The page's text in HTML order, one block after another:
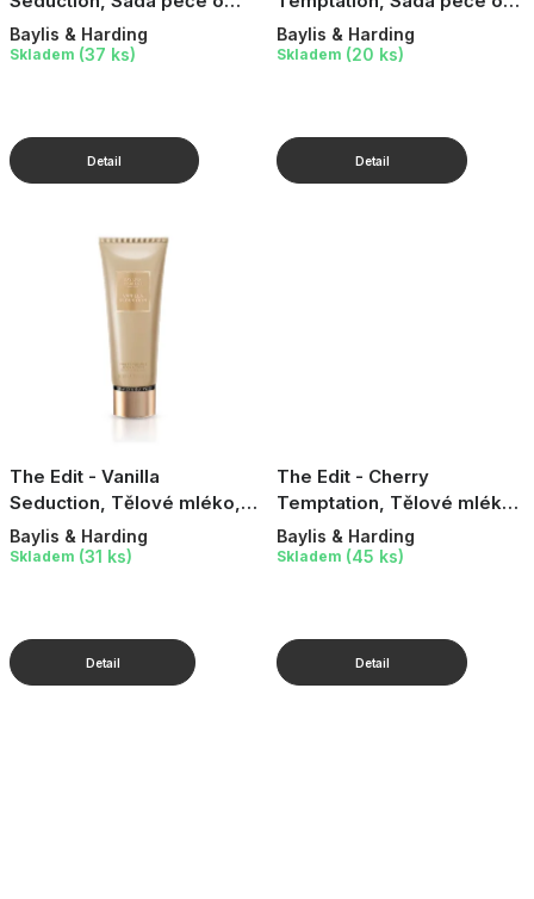
ruce, 2 ks
Baylis & Harding
Skladem (37 ks)
ruce, 2 × 400 ml
Baylis & Harding
Skladem (20 ks)
The Edit - Vanilla
Seduction, Tělové mléko,
236 ml
Baylis & Harding
Skladem (31 ks)
The Edit - Cherry
Temptation, Tělové mléko,
236 ml
Baylis & Harding
Skladem (45 ks)